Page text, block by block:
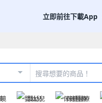
立即前往下載App
嬰幼兒 保健醫療